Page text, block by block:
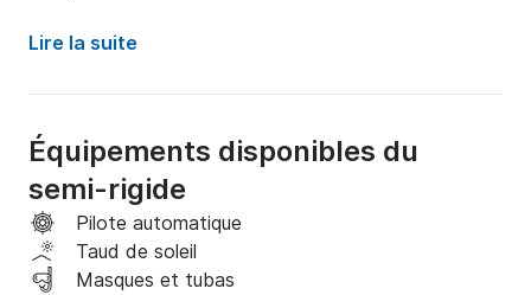
équipés et profitez d’excursions uniques, avec ou
sans skipper, vers des destinations populaires telles
que :
Poros
Égine
Lire la suite
Équipements disponibles du
semi-rigide
Pilote automatique
Taud de soleil
Masques et tubas